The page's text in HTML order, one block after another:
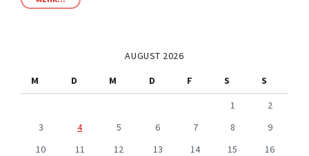
AUGUST 2026
M
D M D F S
S
1
2
3
4 5 6 7 8
9
10
11 12 13 14 15
16